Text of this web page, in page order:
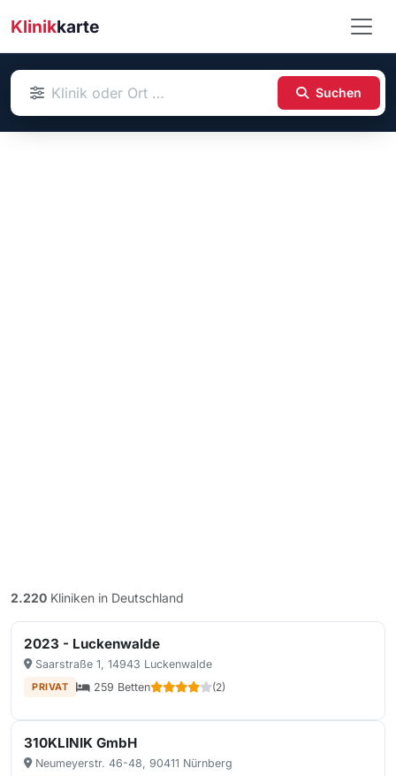
Klinikkarte
Suchen
2.220 Kliniken in Deutschland
2023 - Luckenwalde
Saarstraße 1, 14943 Luckenwalde
PRIVAT 259 Betten (2)
310KLINIK GmbH
Neumeyerstr. 46-48, 90411 Nürnberg